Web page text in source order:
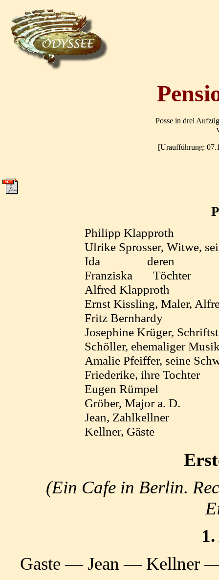
Posse in drei
[Uraufführung:
Philipp Klapproth
Ulrike Sprosser, Witwe,
Ida deren
Franziska Töchter
Alfred Klapproth
Ernst Kissling, Maler,
Fritz Bernhardy
Josephine Krüger,
Schöller, ehemaliger
Amalie Pfeiffer, seine
Friederike, ihre Tochter
Eugen Rümpel
Gröber, Major a. D.
Jean, Zahlkellner
Kellner, Gäste
(Ein Cafe in Berlin.
Gaste — Jean — Kellner